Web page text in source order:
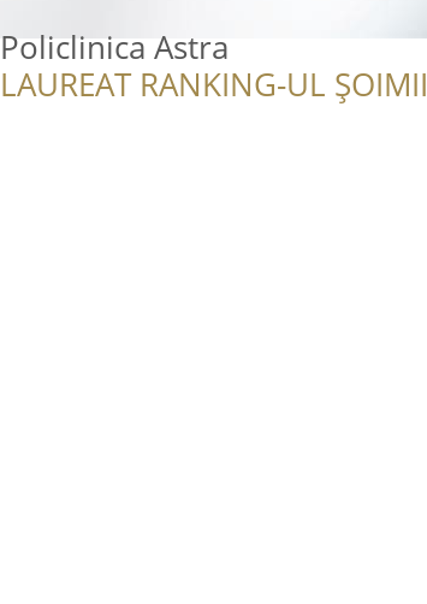
Policlinica Astra
LAUREAT RANKING-UL ȘOIMII